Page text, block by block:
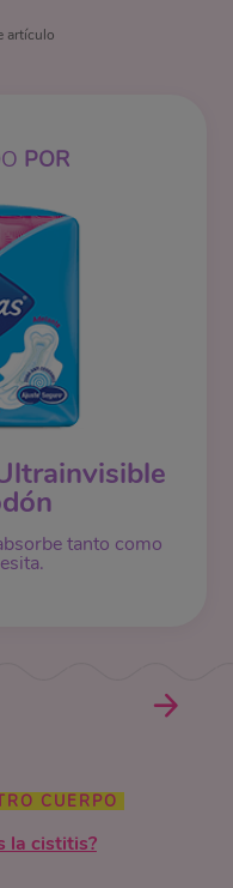
artículo
POR
tanto como
CUERPO
la cistitis?